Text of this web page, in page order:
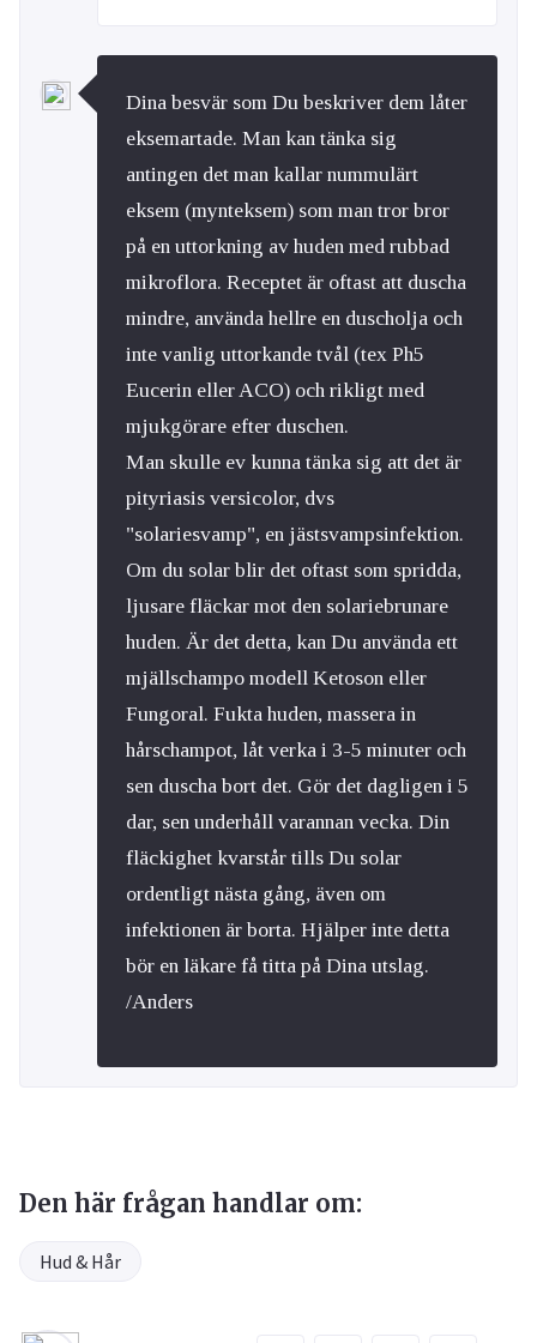
Dina besvär som Du beskriver dem låter
eksemartade. Man kan tänka sig
antingen det man kallar nummulärt
eksem (mynteksem) som man tror bror
på en uttorkning av huden med rubbad
mikroflora. Receptet är oftast att duscha
mindre, använda hellre en duscholja och
inte vanlig uttorkande tvål (tex Ph5
Eucerin eller ACO) och rikligt med
mjukgörare efter duschen.
Man skulle ev kunna tänka sig att det är
pityriasis versicolor, dvs
"solariesvamp", en jästsvampsinfektion.
Om du solar blir det oftast som spridda,
ljusare fläckar mot den solariebrunare
huden. Är det detta, kan Du använda ett
mjällschampo modell Ketoson eller
Fungoral. Fukta huden, massera in
hårschampot, låt verka i 3-5 minuter och
sen duscha bort det. Gör det dagligen i 5
dar, sen underhåll varannan vecka. Din
fläckighet kvarstår tills Du solar
ordentligt nästa gång, även om
infektionen är borta. Hjälper inte detta
bör en läkare få titta på Dina utslag.
/Anders
Den här frågan handlar om:
Hud & Hår